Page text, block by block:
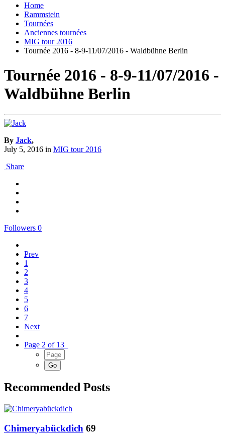
Home
Rammstein
Tournées
Anciennes tournées
MIG tour 2016
Tournée 2016 - 8-9-11/07/2016 - Waldbühne Berlin
Tournée 2016 - 8-9-11/07/2016 -
Waldbühne Berlin
By Jack,
July 5, 2016 in MIG tour 2016
Share
Followers 0
Prev
1
2
3
4
5
6
7
Next
Page 2 of 13
Recommended Posts
Chimeryabückdich 69